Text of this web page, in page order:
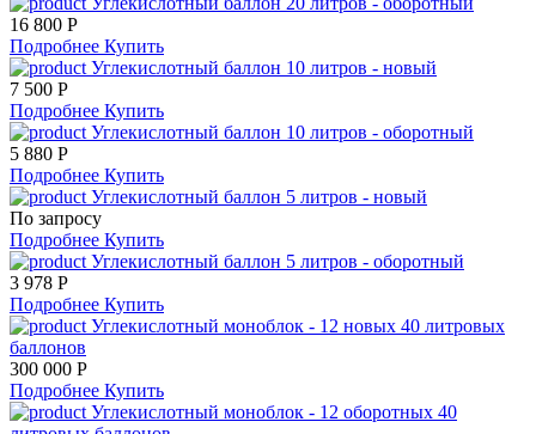
16 800 Р
Подробнее Купить
Углекислотный баллон 10 литров - новый
7 500 Р
Подробнее Купить
Углекислотный баллон 10 литров - оборотный
5 880 Р
Подробнее Купить
Углекислотный баллон 5 литров - новый
По запросу
Подробнее Купить
Углекислотный баллон 5 литров - оборотный
3 978 Р
Подробнее Купить
Углекислотный моноблок - 12 новых 40 литровых
баллонов
300 000 Р
Подробнее Купить
Углекислотный моноблок - 12 оборотных 40